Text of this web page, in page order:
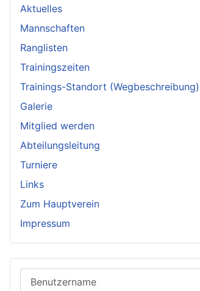
Aktuelles
Mannschaften
Ranglisten
Trainingszeiten
Trainings-Standort (Wegbeschreibung)
Galerie
Mitglied werden
Abteilungsleitung
Turniere
Links
Zum Hauptverein
Impressum